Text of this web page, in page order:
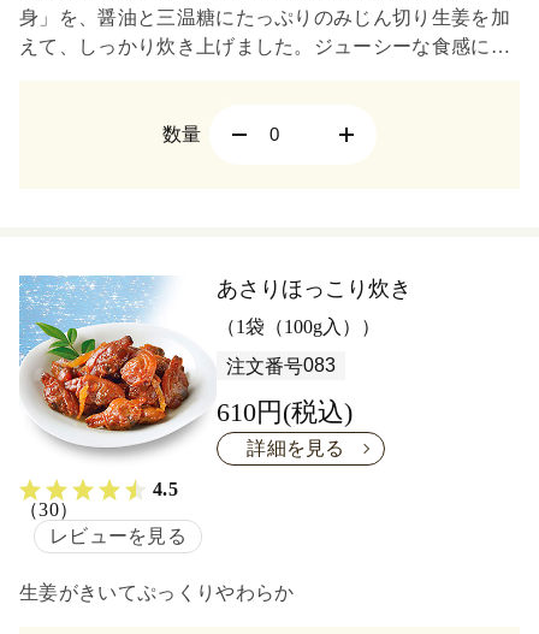
身」を、醤油と三温糖にたっぷりのみじん切り生姜を加
えて、しっかり炊き上げました。ジューシーな食感に生
数量
4.5
（30）
レビューを見る
あさりほっこり炊き
（1袋（100g入））
注文番号083
610円(税込)
詳細を見る
生姜がきいてぷっくりやわらか